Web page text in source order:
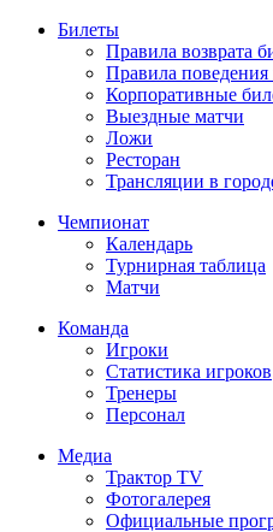
Билеты
Правила возврата
Правила поведения
Корпоративные
Выездные матчи
Ложи
Ресторан
Трансляции в
Чемпионат
Календарь
Турнирная таблица
Матчи
Команда
Игроки
Статистика игроков
Тренеры
Персонал
Медиа
Трактор TV
Фотогалерея
Официальные